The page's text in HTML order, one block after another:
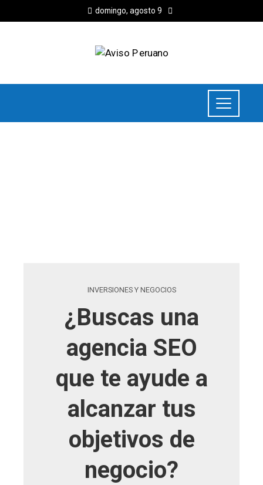
domingo, agosto 9
INVERSIONES Y NEGOCIOS
¿Buscas una
agencia SEO
que te ayude a
alcanzar tus
objetivos de
negocio?